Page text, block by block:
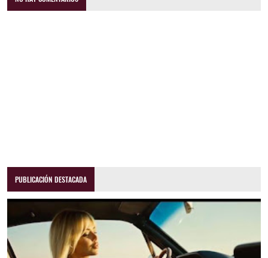
PUBLICACIÓN DESTACADA